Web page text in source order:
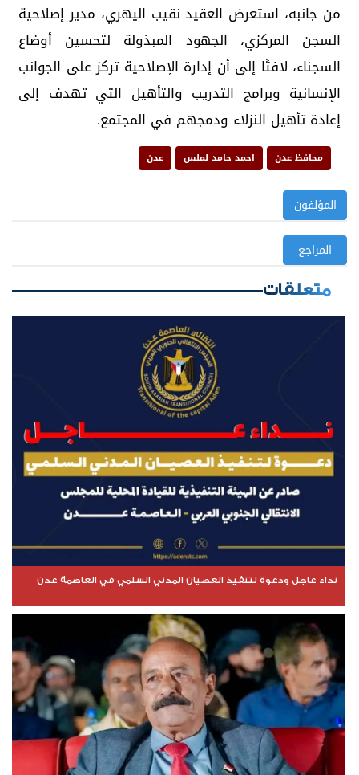
من جانبه، استعرض العقيد نقيب اليهري، مدير إصلاحية
السجن المركزي، الجهود المبذولة لتحسين أوضاع
السجناء، لافتًا إلى أن إدارة الإصلاحية تركز على الجوانب
الإنسانية وبرامج التدريب والتأهيل التي تهدف إلى
إعادة تأهيل النزلاء ودمجهم في المجتمع.
محافظ عدن احمد حامد لملس عدن
المؤلفون
المراجع
متعلقات
نداء عاجل ودعوة لتنفيذ العصيان المدني السلمي في العاصمة عدن